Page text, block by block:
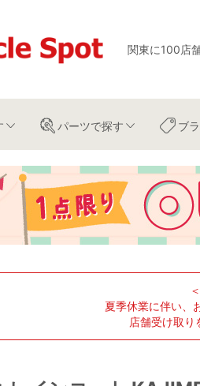
関東に100店
パーツで探す ブ
夏季休業に伴い、
店舗受け取り